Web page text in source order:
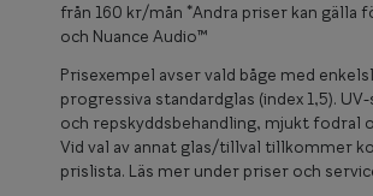
från 160 kr/mån *Andra priser kan gälla
och Nuance Audio™
Prisexempel avser vald båge med
progressiva standardglas (index 1,5).
och repskyddsbehandling, mjukt fodral
Vid val av annat glas/tillval tillkommer
prislista. Läs mer under priser och